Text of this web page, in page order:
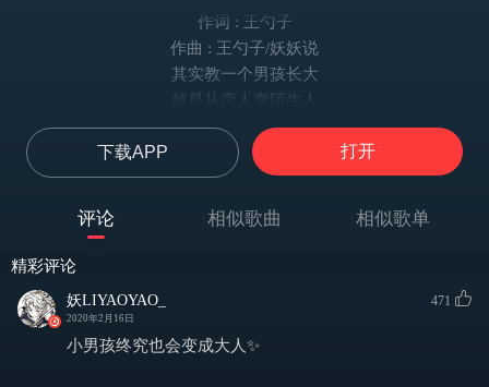
作词 : 王勺子
作曲 : 王勺子/妖妖说
其实教一个男孩长大
就是从恋人变陌生人
说来好残忍 浪费些青春
却还是保持认真
其实很多道理都承认
你说我好笨 倔强又深沉
谈恋爱 要专心
下载APP 打开
评论 相似歌曲 相似歌单
精彩评论
妖LIYAOYAO_
2020年2月16日
471
小男孩终究也会变成大人✨